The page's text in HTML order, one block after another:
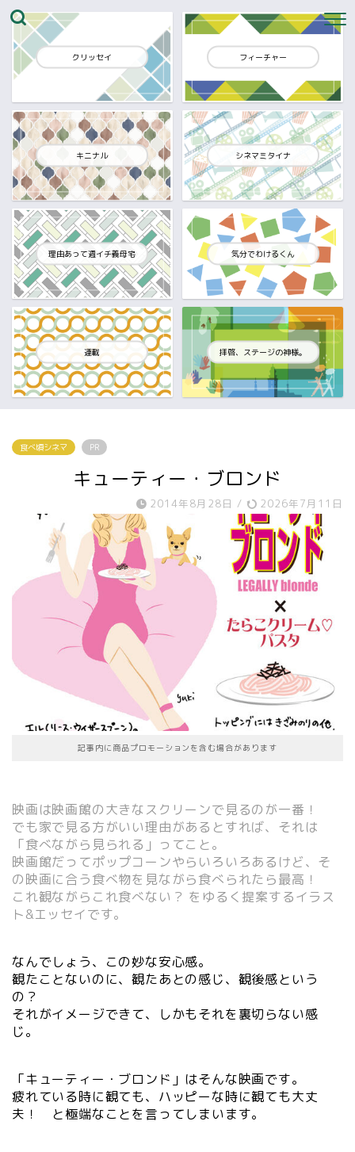
クリッセイ フィーチャー
キニナル シネマミタイナ
理由あって週イチ義母宅 気分でわけるくん
連載 拝啓、ステージの神様。
食べ頃シネマ PR
キューティー・ブロンド
2014年8月28日 / 2026年7月11日
記事内に商品プロモーションを含む場合があります
映画は映画館の大きなスクリーンで見るのが一番！
でも家で見る方がいい理由があるとすれば、それは
「食べながら見られる」ってこと。
映画館だってポップコーンやらいろいろあるけど、そ
の映画に合う食べ物を見ながら食べられたら最高！
これ観ながらこれ食べない？ をゆるく提案するイラス
ト&エッセイです。
なんでしょう、この妙な安心感。
観たことないのに、観たあとの感じ、観後感という
の？
それがイメージできて、しかもそれを裏切らない感
じ。
「キューティー・ブロンド」はそんな映画です。
疲れている時に観ても、ハッピーな時に観ても大丈
夫！ と極端なことを言ってしまいます。